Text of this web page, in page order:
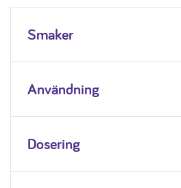
Smaker
Användning
Dosering